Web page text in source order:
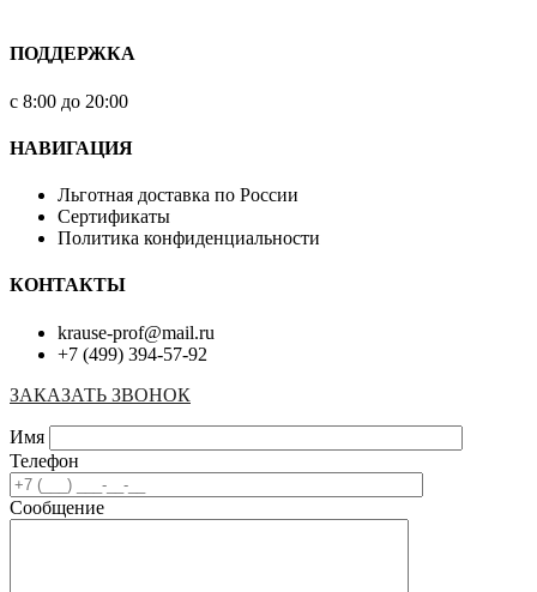
ПОДДЕРЖКА
с 8:00 до 20:00
НАВИГАЦИЯ
Льготная доставка по России
Сертификаты
Политика конфиденциальности
КОНТАКТЫ
krause-prof@mail.ru
+7 (499) 394-57-92
ЗАКАЗАТЬ ЗВОНОК
Имя
Телефон
Сообщение